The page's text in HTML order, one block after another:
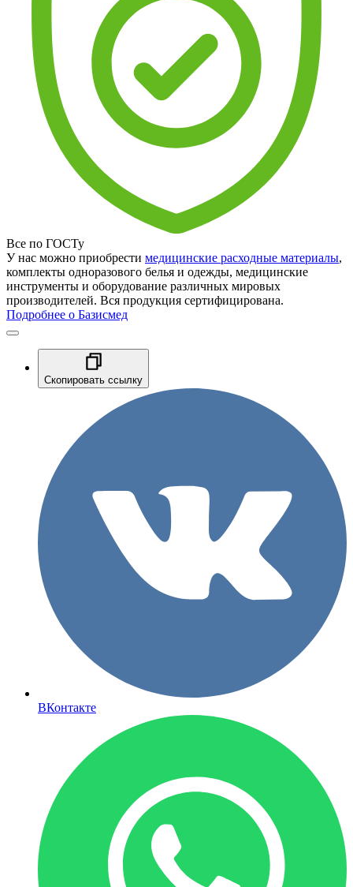
Все по ГОСТу
У нас можно приобрести медицинские расходные материалы,
комплекты одноразового белья и одежды, медицинские
инструменты и оборудование различных мировых
производителей. Вся продукция сертифицирована.
Подробнее о Базисмед
Скопировать ссылку
ВКонтакте